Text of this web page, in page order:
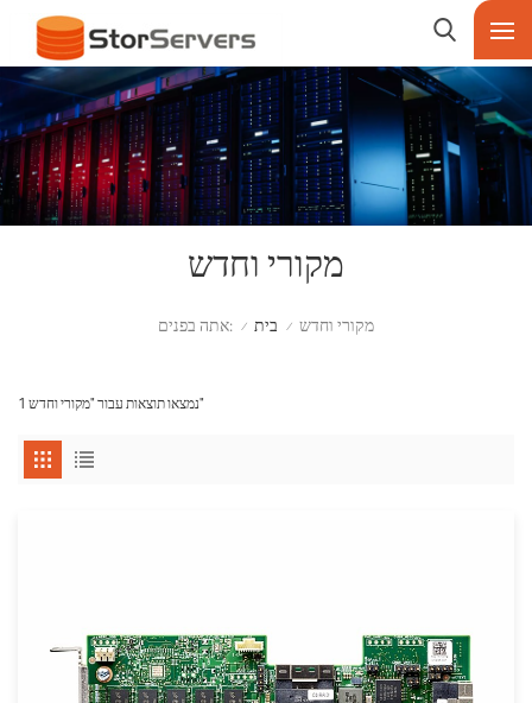
מקורי וחדש
אתה בפנים: / בית / מקורי וחדש
1 נמצאו תוצאות עבור "מקורי וחדש"